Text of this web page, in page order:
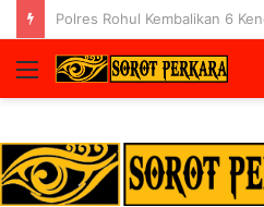
Menu